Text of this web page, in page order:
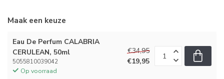
Maak een keuze
Eau De Perfum CALABRIA
CERULEAN, 50ml
5055810039042
Op voorraad
€34,95
€19,95